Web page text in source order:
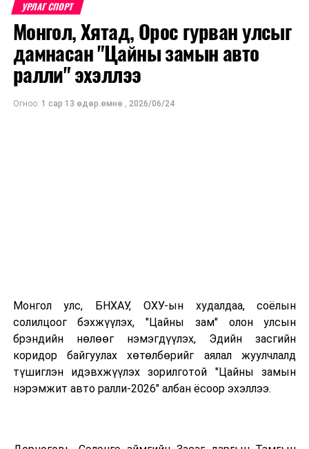
УРЛАГ СПОРТ
Монгол, Хятад, Орос гурван улсыг
дамнасан "Цайны замын авто
ралли" эхэллээ
Огноо: 1 сар 13 өдөр.өмнө , 2026/06/24
Монгол улс, БНХАУ, ОХУ-ын худалдаа, соёлын
солилцоог бэхжүүлэх, "Цайны зам" олон улсын
брэндийн нөлөөг нэмэгдүүлэх, Эдийн засгийн
коридор байгуулах хөтөлбөрийг аялал жуулчлалд
түшиглэн идэвхжүүлэх зорилготой "Цайны замын
нэрэмжит авто ралли-2026" албан ёсоор эхэллээ.